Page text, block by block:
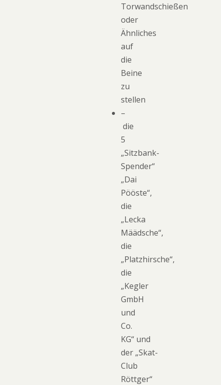
Torwandschießen
oder
Ähnliches
auf
die
Beine
zu
stellen
–
die
5
„Sitzbank-
Spender“
„Dai
Pööste“,
die
„Lecka
Määdsche“,
die
„Platzhirsche“,
die
„Kegler
GmbH
und
Co.
KG“ und
der „Skat-
Club
Röttger“